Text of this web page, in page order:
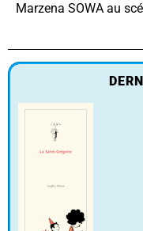
Marzena SOWA au